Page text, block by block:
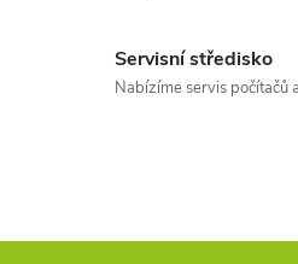
Servisní středisko
Nabízíme servis počítačů